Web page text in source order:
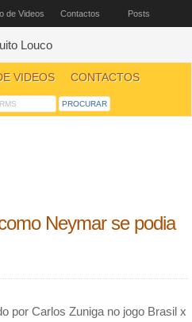
de Videos Contactos Posts
VIDEOS CONTACTOS
Neymar se podia
por Carlos Zuniga no jogo Brasil x